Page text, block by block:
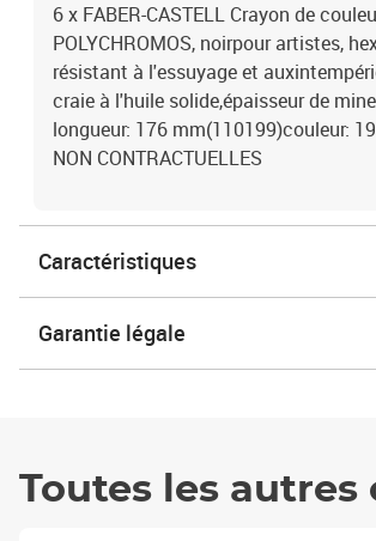
6 x FABER-CASTELL Crayon de
POLYCHROMOS, noirpour artistes,
résistant à l'essuyage et
craie à l'huile solide,épaisseur de
longueur: 176 mm(110199)couleur:
NON CONTRACTUELLES
Caractéristiques
Garantie légale
Toutes les autres